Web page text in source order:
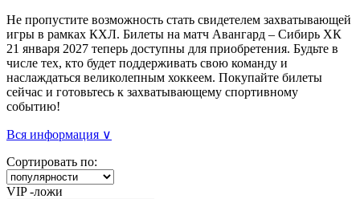
Не пропустите возможность стать свидетелем захватывающей
игры в рамках КХЛ. Билеты на матч Авангард – Сибирь ХК
21 января 2027 теперь доступны для приобретения. Будьте в
числе тех, кто будет поддерживать свою команду и
наслаждаться великолепным хоккеем. Покупайте билеты
сейчас и готовьтесь к захватывающему спортивному
событию!
Вся информация ∨
Сортировать по:
VIP -ложи